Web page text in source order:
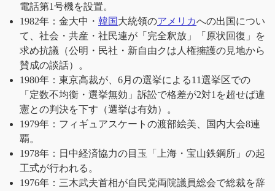
電話第1号機を設置。
1982年：金大中・ 韓国 大統領のアメリカへの出国につい
て、社会・共産・社民連が「完全釈放」「原状回復」を
求め抗議（公明・民社・新自由クは人権擁護の見地から
賛成の談話）。
1980年：東京高裁が、6月の選挙による11選挙区での
「定数不均衡・選挙無効」訴訟で格差が2対1を超せば違
憲との判決を下す（選挙は有効）。
1979年：フィギュアスケートの渡部絵美、国内大会8連
覇。
1978年：日中経済協力の目玉「上海・宝山鉄鋼所」の起
工式が行われる。
1976年：三木武夫首相が自民党両院議員総会で総裁を辞